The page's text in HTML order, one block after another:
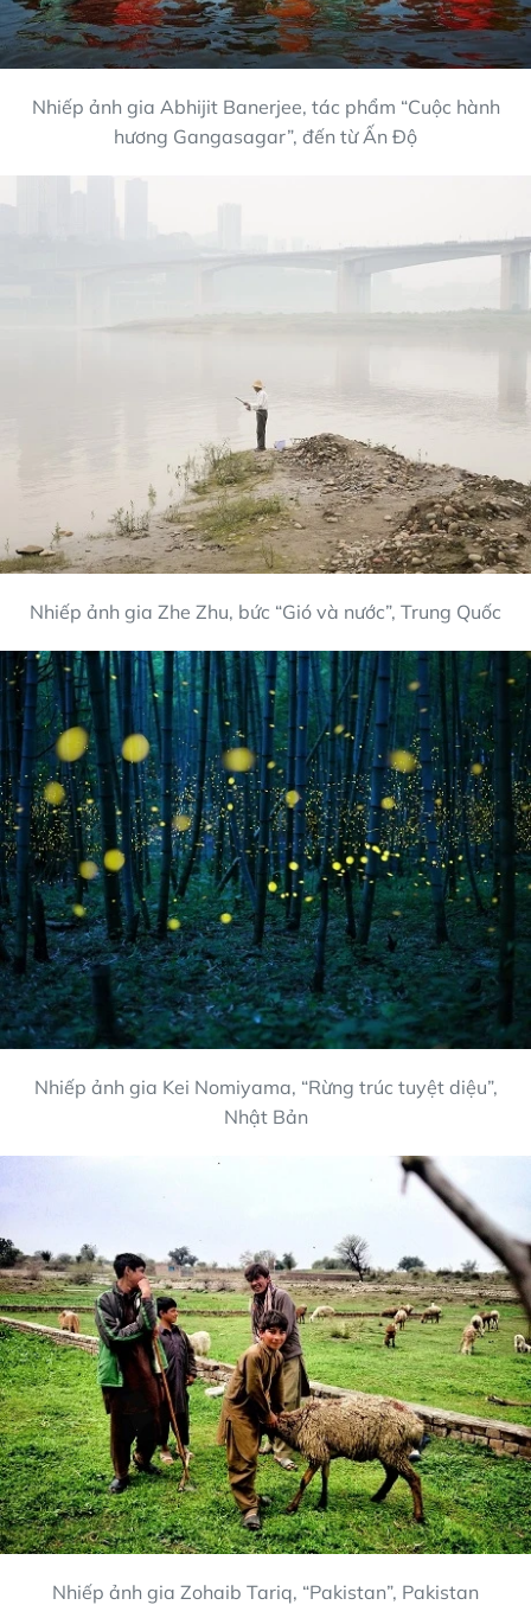
Nhiếp ảnh gia Abhijit Banerjee, tác phẩm “Cuộc hành
hương Gangasagar”, đến từ Ấn Độ
Nhiếp ảnh gia Zhe Zhu, bức “Gió và nước”, Trung Quốc
Nhiếp ảnh gia Kei Nomiyama, “Rừng trúc tuyệt diệu”,
Nhật Bản
Nhiếp ảnh gia Zohaib Tariq, “Pakistan”, Pakistan